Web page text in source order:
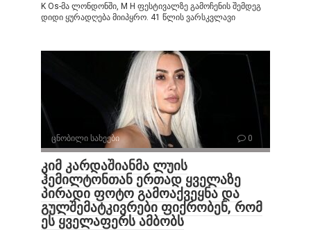
K Os-მა ლონდონში, M H ფესტივალზე გამოჩენის შემდეგ
დიდი ყურადღება მიიპყრო. 41 წლის ვარსკვლავი
ცნობილი სახეები 0
კიმ კარდაშიანმა ლუის
ჰემილტონთან ერთად ყველაზე
პირადი ფოტო გამოაქვეყნა და
გულშემატკივრები ფიქრობენ, რომ
ეს ყველაფერს ამბობს